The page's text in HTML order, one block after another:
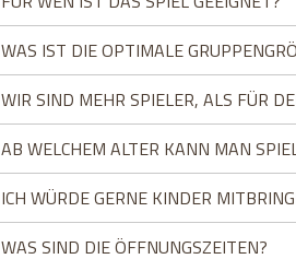
WAS IST DIE OPTIMALE
WIR SIND MEHR SPIELER, ALS FÜR
AB WELCHEM ALTER KANN MAN
ICH WÜRDE GERNE KINDER
WAS SIND DIE ÖFFNUNGSZEITEN?